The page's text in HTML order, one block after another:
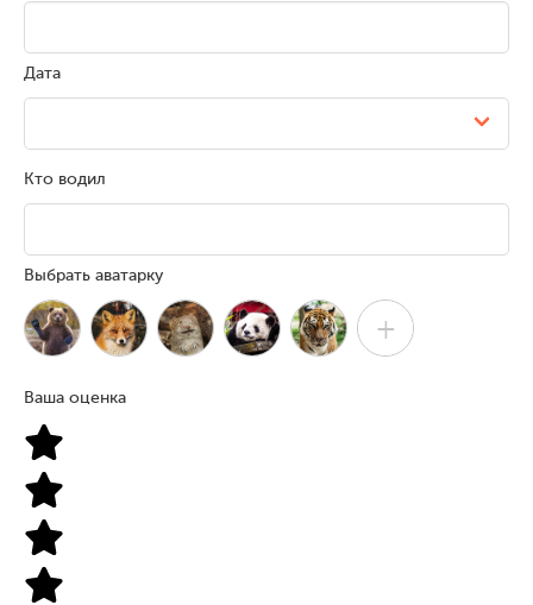
Дата
Кто водил
Выбрать аватарку
+
Ваша оценка